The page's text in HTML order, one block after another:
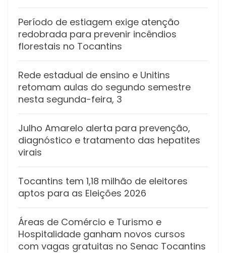
Período de estiagem exige atenção
redobrada para prevenir incêndios
florestais no Tocantins
Rede estadual de ensino e Unitins
retomam aulas do segundo semestre
nesta segunda-feira, 3
Julho Amarelo alerta para prevenção,
diagnóstico e tratamento das hepatites
virais
Tocantins tem 1,18 milhão de eleitores
aptos para as Eleições 2026
Áreas de Comércio e Turismo e
Hospitalidade ganham novos cursos
com vagas gratuitas no Senac Tocantins